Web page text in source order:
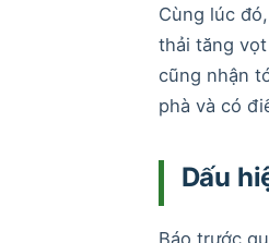
Cùng lúc
thải tăng
cũng nhận
phà và có
Dấu
Báo trước